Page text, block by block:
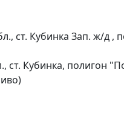
ст. Кубинка Зап. ж/д ,
Кубинка, полигон